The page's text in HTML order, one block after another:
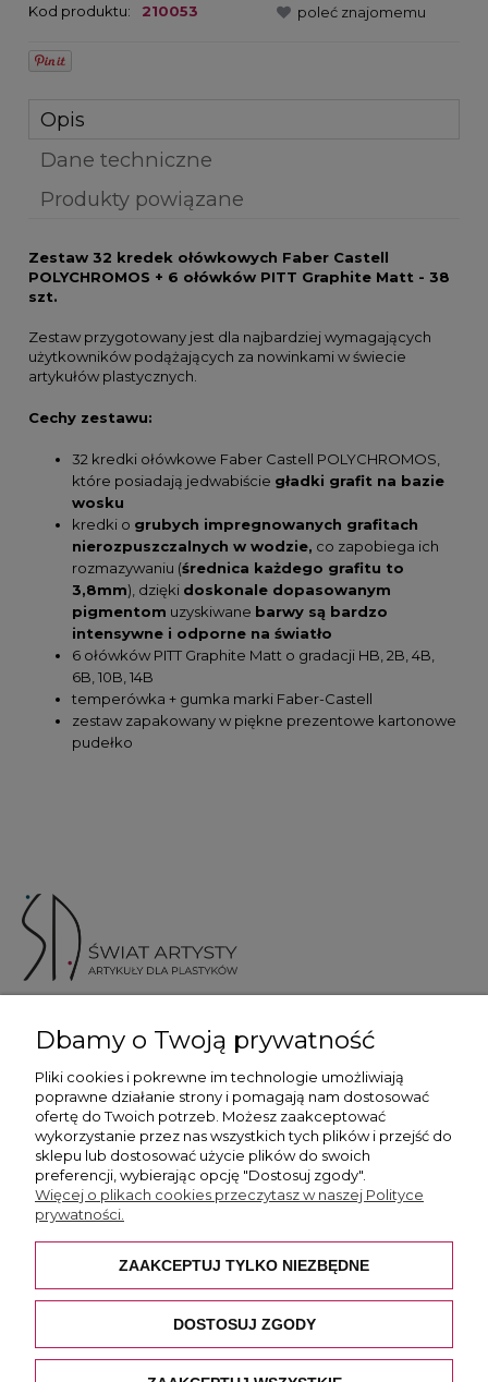
Kod produktu:
210053
poleć znajomemu
Opis
Dane techniczne
Produkty powiązane
Zestaw 32 kredek ołówkowych Faber Castell
POLYCHROMOS + 6 ołówków PITT Graphite Matt - 38
szt.
Zestaw przygotowany jest dla najbardziej wymagających
użytkowników podążających za nowinkami w świecie
artykułów plastycznych.
Cechy zestawu:
32 kredki ołówkowe Faber Castell POLYCHROMOS,
które posiadają jedwabiście gładki grafit na bazie
wosku
kredki o grubych impregnowanych grafitach
nierozpuszczalnych w wodzie, co zapobiega ich
rozmazywaniu (średnica każdego grafitu to
3,8mm), dzięki doskonale dopasowanym
pigmentom uzyskiwane barwy są bardzo
intensywne i odporne na światło
6 ołówków PITT Graphite Matt o gradacji HB, 2B, 4B,
6B, 10B, 14B
temperówka + gumka marki Faber-Castell
zestaw zapakowany w piękne prezentowe kartonowe
pudełko
Więcej informacji
Płatność i dostawa
Pomoc
O nas
Dbamy o Twoją prywatność
Pliki cookies i pokrewne im technologie umożliwiają
poprawne działanie strony i pomagają nam dostosować
ofertę do Twoich potrzeb. Możesz zaakceptować
wykorzystanie przez nas wszystkich tych plików i przejść do
sklepu lub dostosować użycie plików do swoich
preferencji, wybierając opcję "Dostosuj zgody".
Więcej o plikach cookies przeczytasz w naszej Polityce
prywatności.
ZAAKCEPTUJ TYLKO NIEZBĘDNE
DOSTOSUJ ZGODY